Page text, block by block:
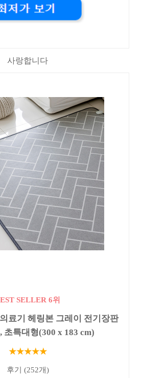
사랑합니다
SELLER 6위
료기 헤링본 그레이 전기장판
초특대형(300 x 183 cm)
★★★★★
후기 (252개)